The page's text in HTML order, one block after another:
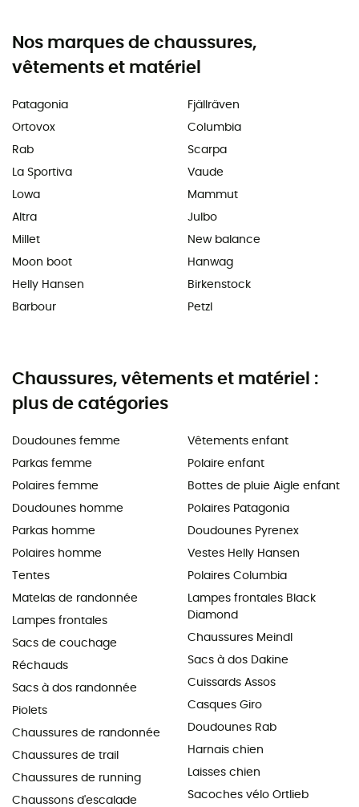
Nos marques de chaussures,
vêtements et matériel
Patagonia
Ortovox
Rab
La Sportiva
Lowa
Altra
Millet
Moon boot
Helly Hansen
Barbour
Fjällräven
Columbia
Scarpa
Vaude
Mammut
Julbo
New balance
Hanwag
Birkenstock
Petzl
Chaussures, vêtements et matériel :
plus de catégories
Doudounes femme
Parkas femme
Polaires femme
Doudounes homme
Parkas homme
Polaires homme
Tentes
Matelas de randonnée
Lampes frontales
Sacs de couchage
Réchauds
Sacs à dos randonnée
Piolets
Chaussures de randonnée
Chaussures de trail
Chaussures de running
Chaussons d'escalade
Vêtements enfant
Polaire enfant
Bottes de pluie Aigle enfant
Polaires Patagonia
Doudounes Pyrenex
Vestes Helly Hansen
Polaires Columbia
Lampes frontales Black
Diamond
Chaussures Meindl
Sacs à dos Dakine
Cuissards Assos
Casques Giro
Doudounes Rab
Harnais chien
Laisses chien
Sacoches vélo Ortlieb